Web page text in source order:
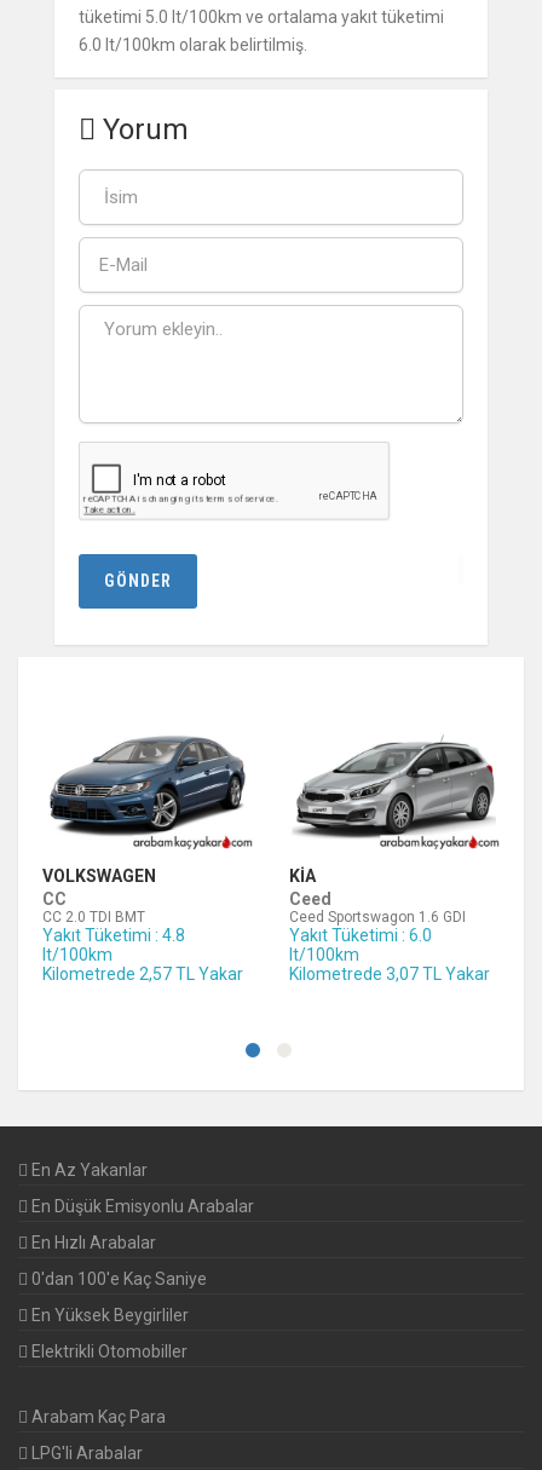
tüketimi 5.0 lt/100km ve ortalama yakıt tüketimi
6.0 lt/100km olarak belirtilmiş.
Yorum
GÖNDER
VOLKSWAGEN
CC
CC 2.0 TDI BMT
Yakıt Tüketimi : 4.8
lt/100km
Kilometrede 2,57 TL Yakar
KIA
Ceed
Ceed Sportswagon 1.6 GDI
Yakıt Tüketimi : 6.0
lt/100km
Kilometrede 3,07 TL Yakar
En Az Yakanlar
En Düşük Emisyonlu Arabalar
En Hızlı Arabalar
0'dan 100'e Kaç Saniye
En Yüksek Beygirliler
Elektrikli Otomobiller
Arabam Kaç Para
LPG'li Arabalar